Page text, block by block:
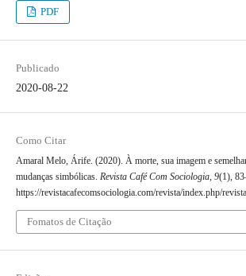
PDF
Publicado
2020-08-22
Como Citar
Amaral Melo, Árife. (2020). À morte, sua imagem e
mudanças simbólicas. Revista Café Com Sociologia, 9(1),
https://revistacafecomsociologia.com/revista/index.php/
Fomatos de Citação